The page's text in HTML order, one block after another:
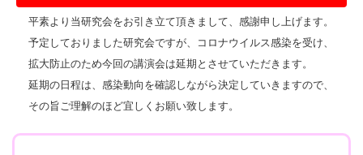
平素より当研究会をお引き立て頂きまして、感謝申し上げます。
予定しておりました研究会ですが、コロナウイルス感染を受け、
拡大防止のため今回の講演会は延期とさせていただきます。
延期の日程は、感染動向を確認しながら決定していきますので、
その旨ご理解のほど宜しくお願い致します。